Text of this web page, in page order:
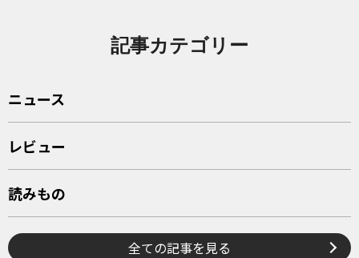
記事カテゴリー
ニュース
レビュー
読みもの
全ての記事を見る